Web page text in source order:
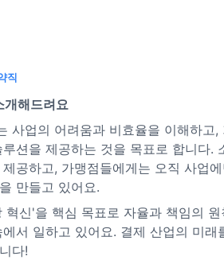
직
개해드려요
사업의 어려움과 비효율을 이해하고
션을 제공하는 것을 목표로 합니다.
공하고, 가맹점들에게는 오직 사업
만들고 있어요.
혁신'을 핵심 목표로 자율과 책임의
서 일하고 있어요. 결제 산업의 미래
다!